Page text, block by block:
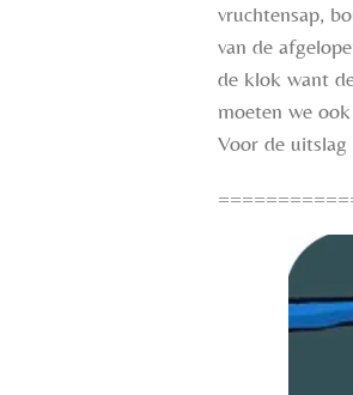
vruchtensap,
van de
de klok want
moeten we
Voor de